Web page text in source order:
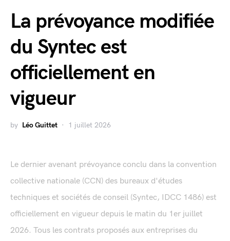
La prévoyance modifiée
du Syntec est
officiellement en
vigueur
by Léo Guittet 1 juillet 2026
Le dernier avenant prévoyance conclu dans la convention
collective nationale (CCN) des bureaux d'études
techniques et sociétés de conseil (Syntec, IDCC 1486) est
officiellement en vigueur depuis le matin du 1er juillet
2026. Tous les contrats proposés aux entreprises du